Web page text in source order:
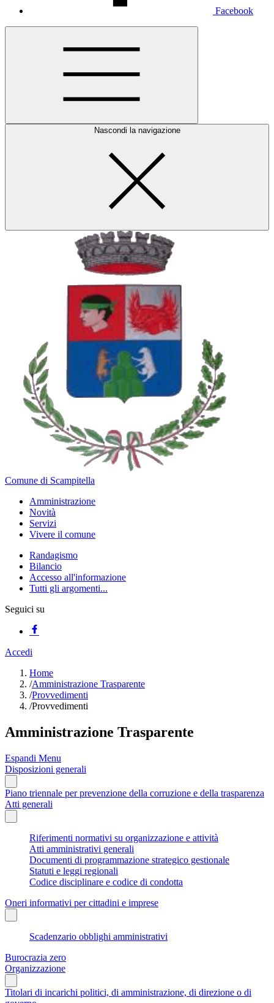
Facebook
Nascondi la navigazione
Comune di Scampitella
Amministrazione
Novità
Servizi
Vivere il comune
Randagismo
Bilancio
Accesso all'informazione
Tutti gli argomenti...
Seguici su
Accedi
Home
/Amministrazione Trasparente
/Provvedimenti
/Provvedimenti
Amministrazione Trasparente
Espandi Menu
Disposizioni generali
Piano triennale per prevenzione della corruzione e della trasparenza
Atti generali
Riferimenti normativi su organizzazione e attività
Atti amministrativi generali
Documenti di programmazione strategico gestionale
Statuti e leggi regionali
Codice disciplinare e codice di condotta
Oneri informativi per cittadini e imprese
Scadenzario obblighi amministrativi
Burocrazia zero
Organizzazione
Titolari di incarichi politici, di amministrazione, di direzione o di